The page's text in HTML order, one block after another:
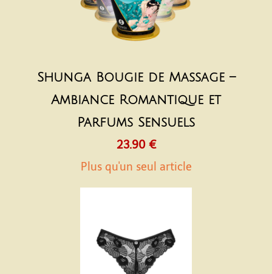
Shunga Bougie de Massage –
Ambiance Romantique et
Parfums Sensuels
23.90 €
Plus qu'un seul article